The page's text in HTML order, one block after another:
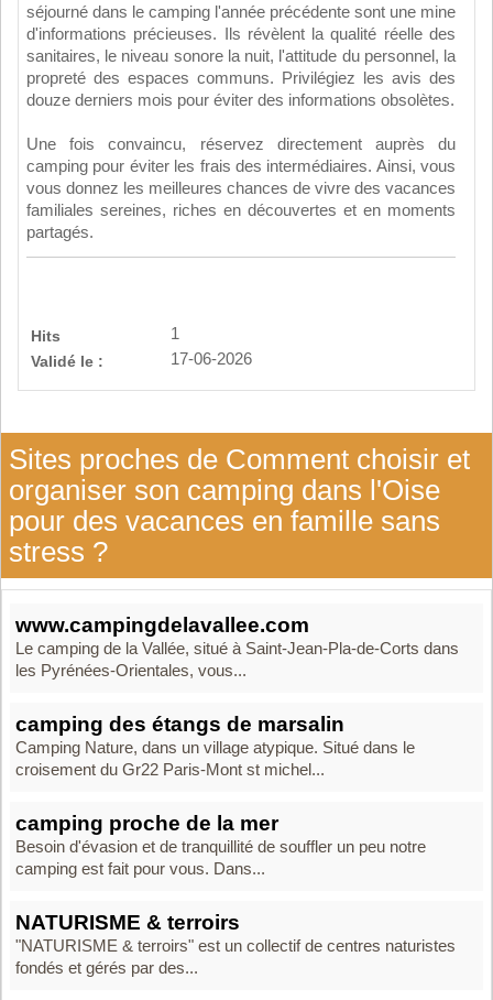
séjourné dans le camping l'année précédente sont une mine
d'informations précieuses. Ils révèlent la qualité réelle des
sanitaires, le niveau sonore la nuit, l'attitude du personnel, la
propreté des espaces communs. Privilégiez les avis des
douze derniers mois pour éviter des informations obsolètes.
Une fois convaincu, réservez directement auprès du
camping pour éviter les frais des intermédiaires. Ainsi, vous
vous donnez les meilleures chances de vivre des vacances
familiales sereines, riches en découvertes et en moments
partagés.
Hits
1
Validé le :
17-06-2026
Sites proches de Comment choisir et
organiser son camping dans l'Oise
pour des vacances en famille sans
stress ?
www.campingdelavallee.com
Le camping de la Vallée, situé à Saint-Jean-Pla-de-Corts dans
les Pyrénées-Orientales, vous...
camping des étangs de marsalin
Camping Nature, dans un village atypique. Situé dans le
croisement du Gr22 Paris-Mont st michel...
camping proche de la mer
Besoin d'évasion et de tranquillité de souffler un peu notre
camping est fait pour vous. Dans...
NATURISME & terroirs
"NATURISME & terroirs" est un collectif de centres naturistes
fondés et gérés par des...